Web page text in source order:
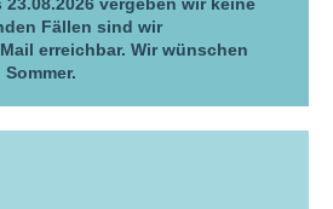
Fällen sind wir
erreichbar. Wir wünschen